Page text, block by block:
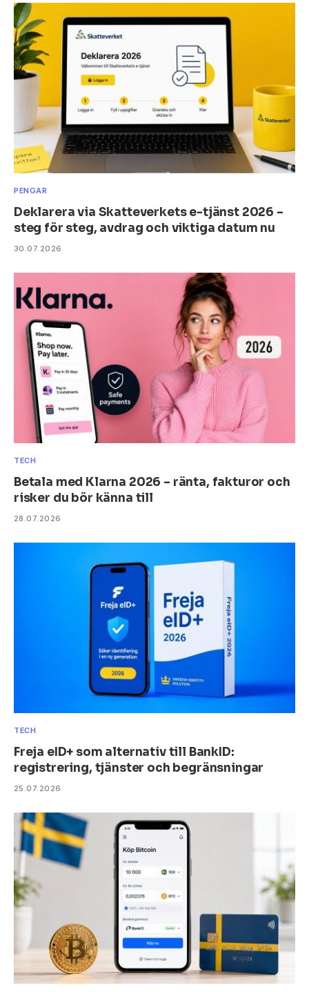
PENGAR
Deklarera via Skatteverkets e-tjänst 2026 –
steg för steg, avdrag och viktiga datum nu
30.07.2026
TECH
Betala med Klarna 2026 – ränta, fakturor och
risker du bör känna till
28.07.2026
TECH
Freja eID+ som alternativ till BankID:
registrering, tjänster och begränsningar
25.07.2026